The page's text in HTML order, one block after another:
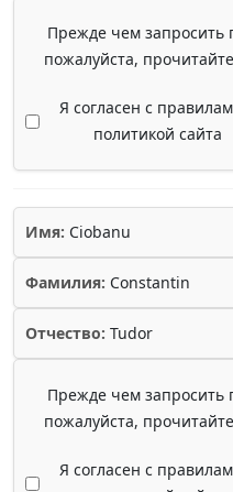
Прежде чем запросить
пожалуйста, прочитайте
Я согласен с
политикой сайта
Имя: Ciobanu
Фамилия: Constantin
Отчество: Tudor
Прежде чем запросить
пожалуйста, прочитайте
Я согласен с